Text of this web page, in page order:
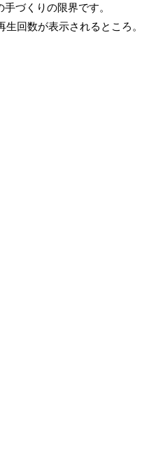
づくりの限界です。
回数が表示されるところ。